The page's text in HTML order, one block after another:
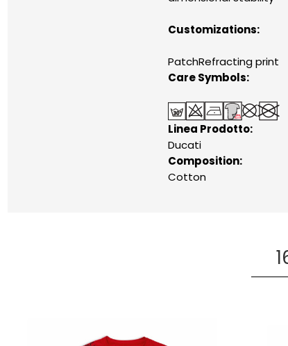
Customizations:
PatchRefracting print
Care Symbols:
Linea Prodotto:
Ducati
Composition:
Cotton